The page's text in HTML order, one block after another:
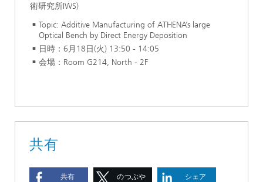
術研究所IWS)
Topic: Additive Manufacturing of ATHENA’s large
Optical Bench by Direct Energy Deposition
日時：6月18日(火) 13:50 - 14:05
会場：Room G214, North - 2F
共有
共有 のつぶや シェア